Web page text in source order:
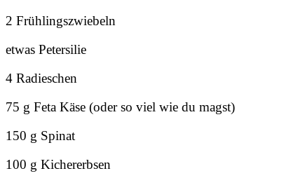
2 Frühlingszwiebeln
etwas Petersilie
4 Radieschen
75 g Feta Käse (oder so viel wie du magst)
150 g Spinat
100 g Kichererbsen